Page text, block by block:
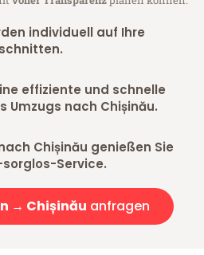
individuell auf Ihre
effiziente und schnelle
Umzugs nach Chișinău.
Chișinău genießen Sie
Service.
→ Chișinău anfragen